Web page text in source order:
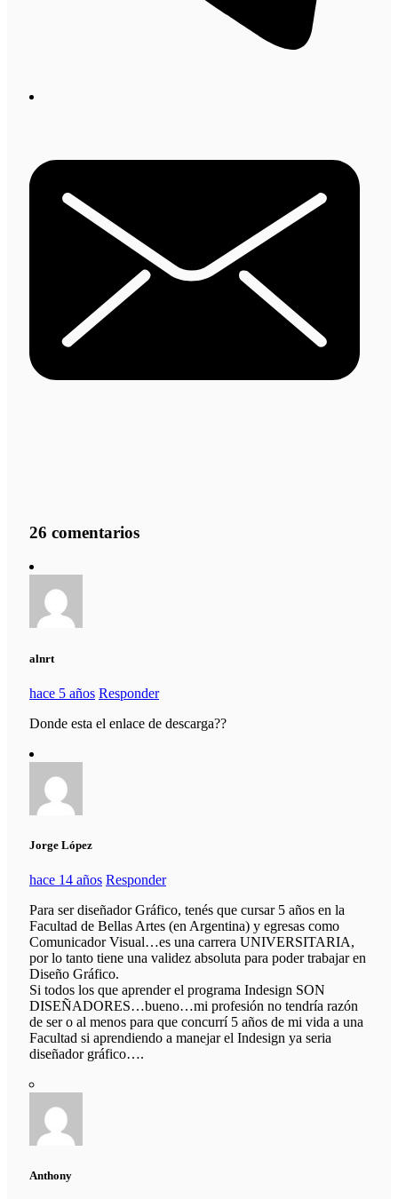
26 comentarios
alnrt
hace 5 años Responder
Donde esta el enlace de descarga??
Jorge López
hace 14 años Responder
Para ser diseñador Gráfico, tenés que cursar 5 años en la
Facultad de Bellas Artes (en Argentina) y egresas como
Comunicador Visual…es una carrera UNIVERSITARIA,
por lo tanto tiene una validez absoluta para poder trabajar en
Diseño Gráfico.
Si todos los que aprender el programa Indesign SON
DISEÑADORES…bueno…mi profesión no tendría razón
de ser o al menos para que concurrí 5 años de mi vida a una
Facultad si aprendiendo a manejar el Indesign ya seria
diseñador gráfico….
Anthony